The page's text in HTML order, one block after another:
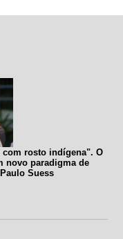
rosto indígena". O
novo paradigma de
Suess